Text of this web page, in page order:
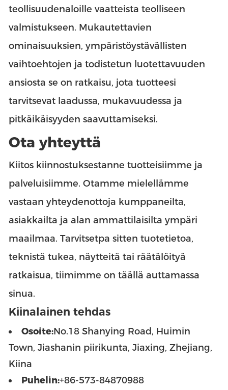
teollisuudenaloille vaatteista teolliseen
valmistukseen. Mukautettavien
ominaisuuksien, ympäristöystävällisten
vaihtoehtojen ja todistetun luotettavuuden
ansiosta se on ratkaisu, jota tuotteesi
tarvitsevat laadussa, mukavuudessa ja
pitkäikäisyyden saavuttamiseksi.
Ota yhteyttä
Kiitos kiinnostuksestanne tuotteisiimme ja
palveluisiimme. Otamme mielellämme
vastaan yhteydenottoja kumppaneilta,
asiakkailta ja alan ammattilaisilta ympäri
maailmaa. Tarvitsetpa sitten tuotetietoa,
teknistä tukea, näytteitä tai räätälöityä
ratkaisua, tiimimme on täällä auttamassa
sinua.
Kiinalainen tehdas
Osoite:No.18 Shanying Road, Huimin
Town, Jiashanin piirikunta, Jiaxing, Zhejiang,
Kiina
Puhelin:+86-573-84870988